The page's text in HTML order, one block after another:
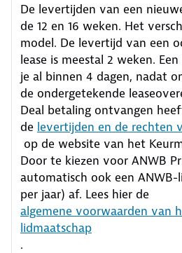
De levertijden van een
de 12 en 16 weken. Het
model. De levertijd van een
lease is meestal 2 weken.
je al binnen 4 dagen, nadat
de ondergetekende
Deal betaling ontvangen
de levertijden en de rechten
op de website van het
Door te kiezen voor ANWB
automatisch ook een ANWB-
per jaar) af. Lees hier de
algemene voorwaarden van
lidmaatschap
.